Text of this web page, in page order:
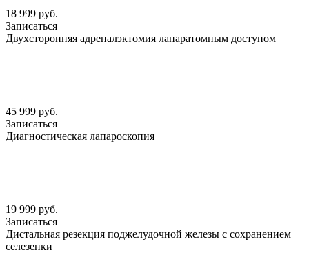
18 999 руб.
Записаться
Двухсторонняя адреналэктомия лапаратомным доступом
45 999 руб.
Записаться
Диагностическая лапароскопия
19 999 руб.
Записаться
Дистальная резекция поджелудочной железы с сохранением
селезенки